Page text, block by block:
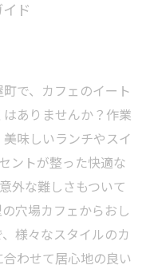
ド
で、カフェのイート
ありませんか？作業
味しいランチやスイ
ントが整った快適な
外な難しさもついて
穴場カフェからおし
様々なスタイルのカ
わせて居心地の良い